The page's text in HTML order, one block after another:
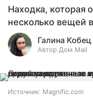
Находка, которая
несколько вещей
Галина Кобец
Автор Дом Mail
Источник: Magnific.com